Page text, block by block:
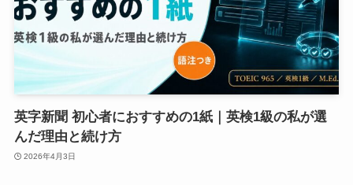
英字新聞 初心者におすすめの1紙｜英検1級の私が選
んだ理由と続け方
2026年4月3日